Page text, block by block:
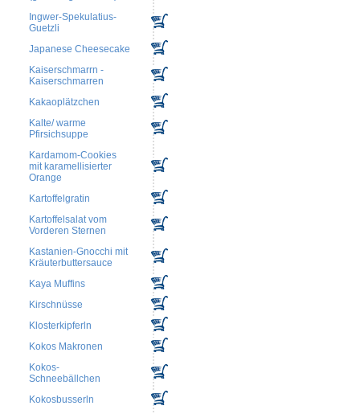
Ingwer-Spekulatius-
Guetzli
Japanese Cheesecake
Kaiserschmarrn -
Kaiserschmarren
Kakaoplätzchen
Kalte/ warme
Pfirsichsuppe
Kardamom-Cookies
mit karamellisierter
Orange
Kartoffelgratin
Kartoffelsalat vom
Vorderen Sternen
Kastanien-Gnocchi mit
Kräuterbuttersauce
Kaya Muffins
Kirschnüsse
Klosterkipferln
Kokos Makronen
Kokos-
Schneebällchen
Kokosbusserln